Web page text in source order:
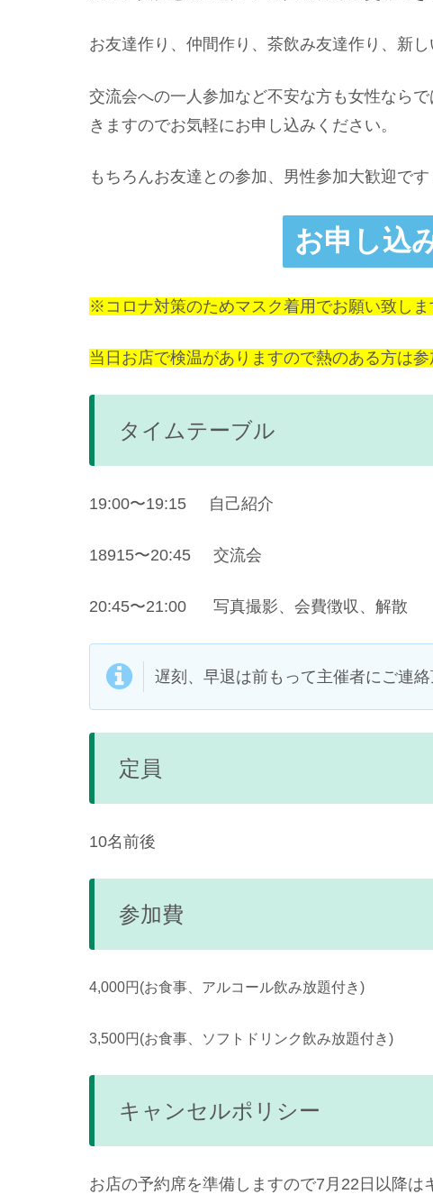
お友達作り、仲間作り、茶飲み友達作り、新
交流会への一人参加など不安な方も女性なら
きますのでお気軽にお申し込みください。
もちろんお友達との参加、男性参加大歓迎です
お申し込
※コロナ対策のためマスク着用でお願い致しま
当日お店で検温がありますので熱のある方は参
タイムテーブル
19:00〜19:15 自己紹介
18915〜20:45 交流会
20:45〜21:00 写真撮影、会費徴収、解散
遅刻、早退は前もって主催者にご連絡
定員
10名前後
参加費
4,000円(お食事、アルコール飲み放題付き)
3,500円(お食事、ソフトドリンク飲み放題付き)
キャンセルポリシー
お店の予約席を準備しますので7月22日以降は